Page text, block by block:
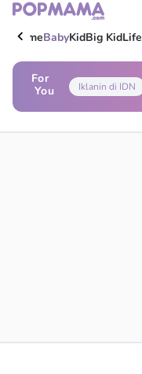
HomeBabyKidBig KidLife
For
You
Iklanin di IDN